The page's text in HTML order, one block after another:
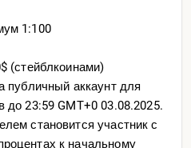
1:100
(стейблкоинами)
публичный аккаунт для
до 23:59 GMT+0 03.08.2025.
становится участник с
к начальному